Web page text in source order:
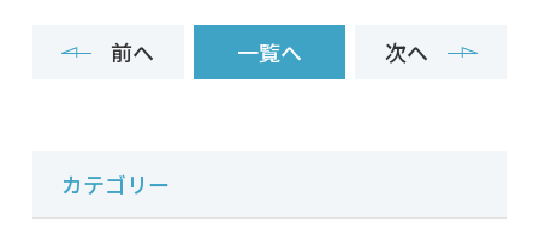
前へ 一覧へ 次へ
カテゴリー